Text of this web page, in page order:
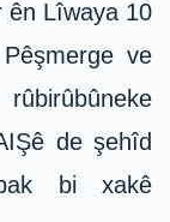
ên Lîwaya 10
ve
de şehîd
bi xakê